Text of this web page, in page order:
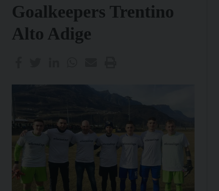
Goalkeepers Trentino
Alto Adige